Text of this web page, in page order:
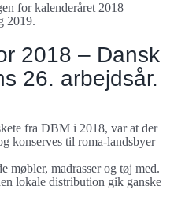
for kalenderåret 2018 –
2019.
2018 – Dansk
26. arbejdsår.
fra DBM i 2018, var at der
konserves til roma-landsbyer
møbler, madrasser og tøj med.
lokale distribution gik ganske